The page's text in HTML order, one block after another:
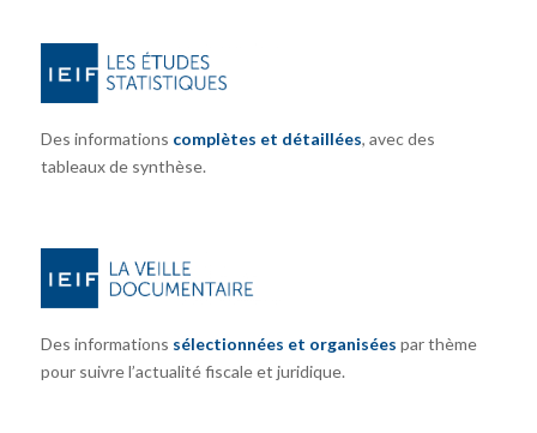
Des informations complètes et détaillées, avec des
tableaux de synthèse.
Des informations sélectionnées et organisées par thème
pour suivre l’actualité fiscale et juridique.